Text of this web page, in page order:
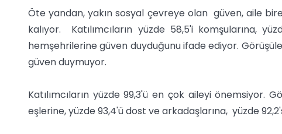
Öte yandan, yakın sosyal çevreye olan güven, aile
kalıyor. Katılımcıların yüzde 58,5'i komşularına,
hemşehrilerine güven duyduğunu ifade ediyor.
güven duymuyor.
Katılımcıların yüzde 99,3'ü en çok aileyi önemsiyor.
eşlerine, yüzde 93,4'ü dost ve arkadaşlarına, yüzde